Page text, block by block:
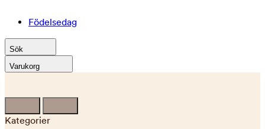
Födelsedag
Sök
Varukorg
Kategorier